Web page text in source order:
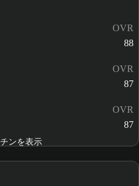
OVR
88
OVR
87
OVR
87
ンを表示